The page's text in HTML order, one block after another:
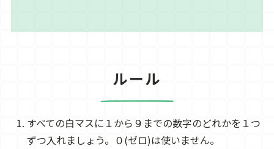
ルール
すべての白マスに１から９までの数字のどれかを１つ
ずつ入れましょう。０(ゼロ)は使いません。